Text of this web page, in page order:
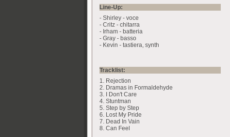
Line-Up:
- Shirley - voce
- Critz - chitarra
- Irham - batteria
- Gray - basso
- Kevin - tastiera, synth
Tracklist:
1. Rejection
2. Dramas in Formaldehyde
3. I Don't Care
4. Stuntman
5. Step by Step
6. Lost My Pride
7. Dead In Vain
8. Can Feel